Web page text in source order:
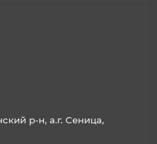
р-н, а.г. Сеница,